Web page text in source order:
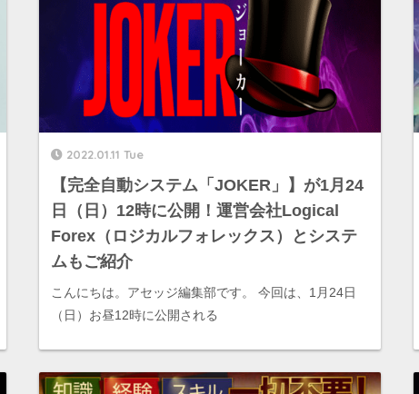
2022.01.11 Tue
【完全自動システム「JOKER」】が1月24
日（日）12時に公開！運営会社Logical
Forex（ロジカルフォレックス）とシステ
ムもご紹介
こんにちは。アセッジ編集部です。 今回は、1月24日
（日）お昼12時に公開される